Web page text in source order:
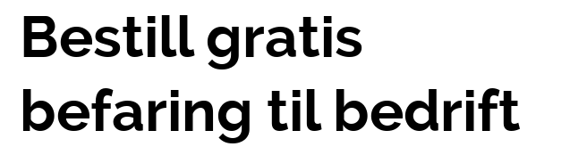
er
her:
Bestill gratis
befaring til bedrift